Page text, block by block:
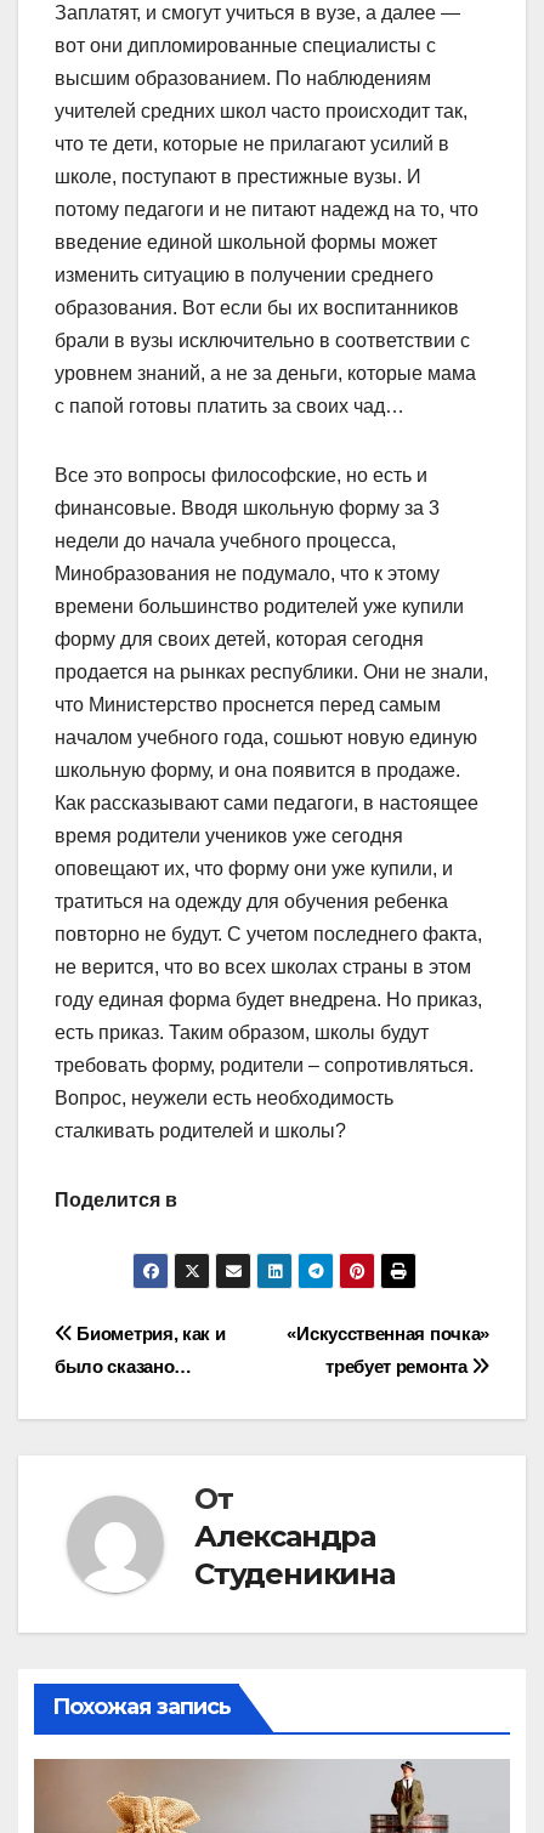
Заплатят, и смогут учиться в вузе, а далее —
вот они дипломированные специалисты с
высшим образованием. По наблюдениям
учителей средних школ часто происходит так,
что те дети, которые не прилагают усилий в
школе, поступают в престижные вузы. И
потому педагоги и не питают надежд на то, что
введение единой школьной формы может
изменить ситуацию в получении среднего
образования. Вот если бы их воспитанников
брали в вузы исключительно в соответствии с
уровнем знаний, а не за деньги, которые мама
с папой готовы платить за своих чад…
Все это вопросы философские, но есть и
финансовые. Вводя школьную форму за 3
недели до начала учебного процесса,
Минобразования не подумало, что к этому
времени большинство родителей уже купили
форму для своих детей, которая сегодня
продается на рынках республики. Они не знали,
что Министерство проснется перед самым
началом учебного года, сошьют новую единую
школьную форму, и она появится в продаже.
Как рассказывают сами педагоги, в настоящее
время родители учеников уже сегодня
оповещают их, что форму они уже купили, и
тратиться на одежду для обучения ребенка
повторно не будут. С учетом последнего факта,
не верится, что во всех школах страны в этом
году единая форма будет внедрена. Но приказ,
есть приказ. Таким образом, школы будут
требовать форму, родители – сопротивляться.
Вопрос, неужели есть необходимость
сталкивать родителей и школы?
Поделится в
Навигация
«Искусственная почка»
требует ремонта
Биометрия, как и
было сказано…
От
Александра
Студеникина
Похожая запись